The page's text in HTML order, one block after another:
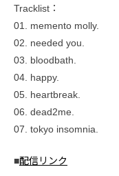
Tracklist：
01. memento molly.
02. needed you.
03. bloodbath.
04. happy.
05. heartbreak.
06. dead2me.
07. tokyo insomnia.
■配信リンク